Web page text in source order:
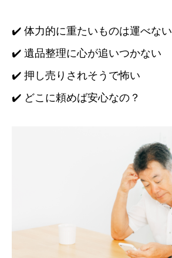
✔️ 体力的に重たいものは運べない
✔️ 遺品整理に心が追いつかない
✔️ 押し売りされそうで怖い
✔️ どこに頼めば安心なの？